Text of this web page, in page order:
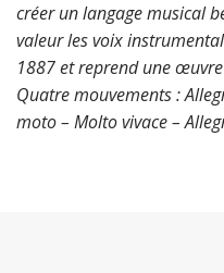
créer un langage musical
valeur les voix
1887 et reprend une œuvre
Quatre mouvements :
moto – Molto vivace –